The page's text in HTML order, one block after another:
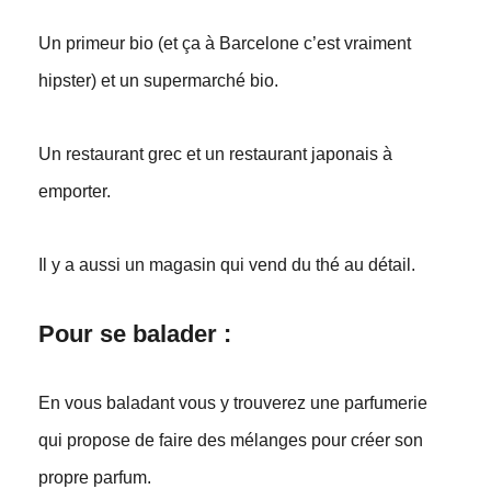
Un primeur bio (et ça à Barcelone c’est vraiment
hipster) et un supermarché bio.
Un restaurant grec et un restaurant japonais à
emporter.
Il y a aussi un magasin qui vend du thé au détail.
Pour se balader :
En vous baladant vous y trouverez une parfumerie
qui propose de faire des mélanges pour créer son
propre parfum.